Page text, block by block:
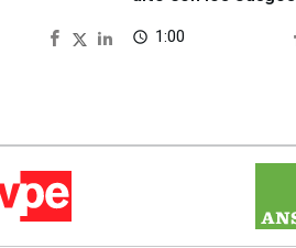
access_time 1:00